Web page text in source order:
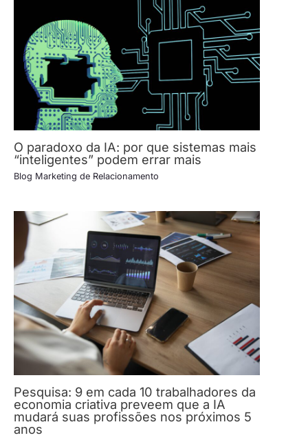
O paradoxo da IA: por que sistemas mais
“inteligentes” podem errar mais
Blog Marketing de Relacionamento
Pesquisa: 9 em cada 10 trabalhadores da
economia criativa preveem que a IA
mudará suas profissões nos próximos 5
anos